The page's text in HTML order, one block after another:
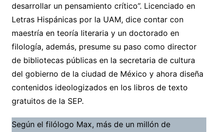
desarrollar un pensamiento crítico”. Licenciado en
Letras Hispánicas por la UAM, dice contar con
maestría en teoría literaria y un doctorado en
filología, además, presume su paso como director
de bibliotecas públicas en la secretaria de cultura
del gobierno de la ciudad de México y ahora diseña
contenidos ideologizados en los libros de texto
gratuitos de la SEP.
Según el filólogo Max, más de un millón de